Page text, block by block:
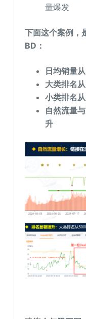
量爆发
下面这个案例，
BD：
日均销量
大类排名
小类排名
自然流量
升